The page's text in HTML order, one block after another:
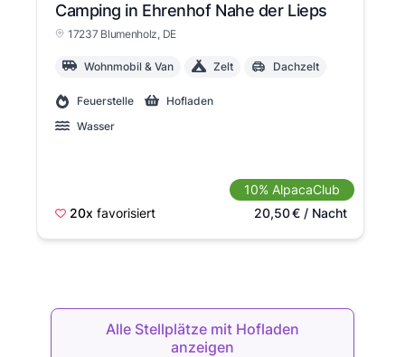
Camping in Ehrenhof Nahe der Lieps
17237 Blumenholz, DE
Wohnmobil & Van Zelt Dachzelt
Feuerstelle
Hofladen
Wasser
20x favorisiert
10% AlpacaClub
20,50€/ Nacht
Alle Stellplätze mit Hofladen
anzeigen